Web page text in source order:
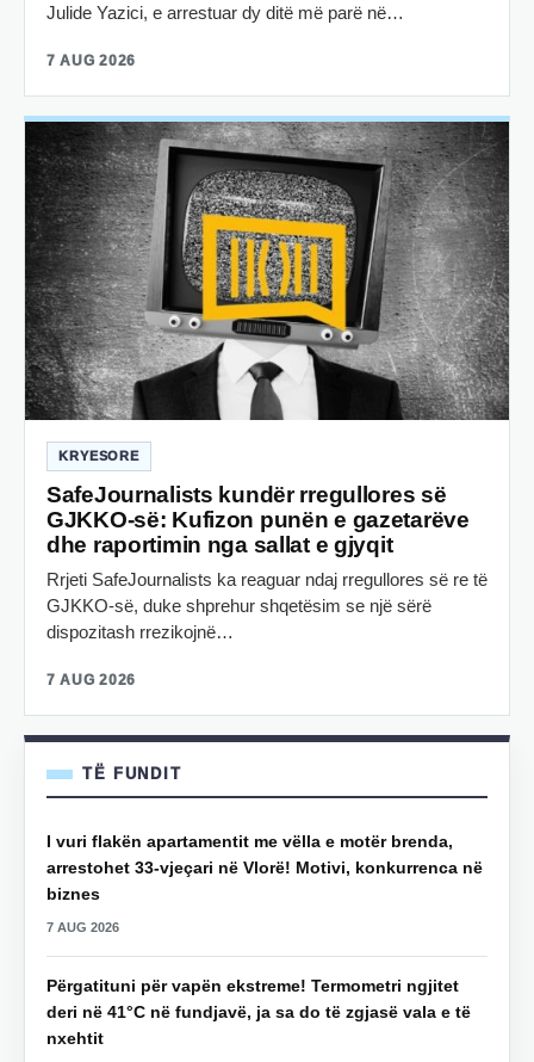
Julide Yazici, e arrestuar dy ditë më parë në…
7 AUG 2026
KRYESORE
SafeJournalists kundër rregullores së
GJKKO-së: Kufizon punën e gazetarëve
dhe raportimin nga sallat e gjyqit
Rrjeti SafeJournalists ka reaguar ndaj rregullores së re të
GJKKO-së, duke shprehur shqetësim se një sërë
dispozitash rrezikojnë…
7 AUG 2026
TË FUNDIT
I vuri flakën apartamentit me vëlla e motër brenda,
arrestohet 33-vjeçari në Vlorë! Motivi, konkurrenca në
biznes
7 AUG 2026
Përgatituni për vapën ekstreme! Termometri ngjitet
deri në 41°C në fundjavë, ja sa do të zgjasë vala e të
nxehtit